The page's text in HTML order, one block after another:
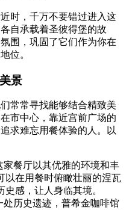
时，千万不要错过进入这
自承载着圣彼得堡的故
围，巩固了它们作为你在
位。
景
常常寻找能够结合精致美
市中心，靠近宫前广场的
求难忘用餐体验的人。以
家餐厅以其优雅的环境和丰
以在用餐时俯瞰壮丽的涅瓦
感，让人身临其境。
处历史遗迹，普希金咖啡馆